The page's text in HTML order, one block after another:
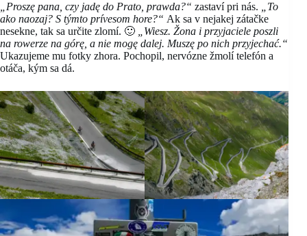
„Proszę pana, czy jadę do Prato, prawda?“ zastaví pri nás.
„To
ako naozaj? S týmto prívesom hore?“ Ak sa v nejakej zátačke
nesekne, tak sa určite zlomí. 🙂
„Wiesz. Žona i przyjaciele poszli
na rowerze na górę, a nie mogę dalej. Muszę po nich przyjechać.“
Ukazujeme mu fotky zhora. Pochopil, nervózne žmolí telefón a
otáča, kým sa dá.